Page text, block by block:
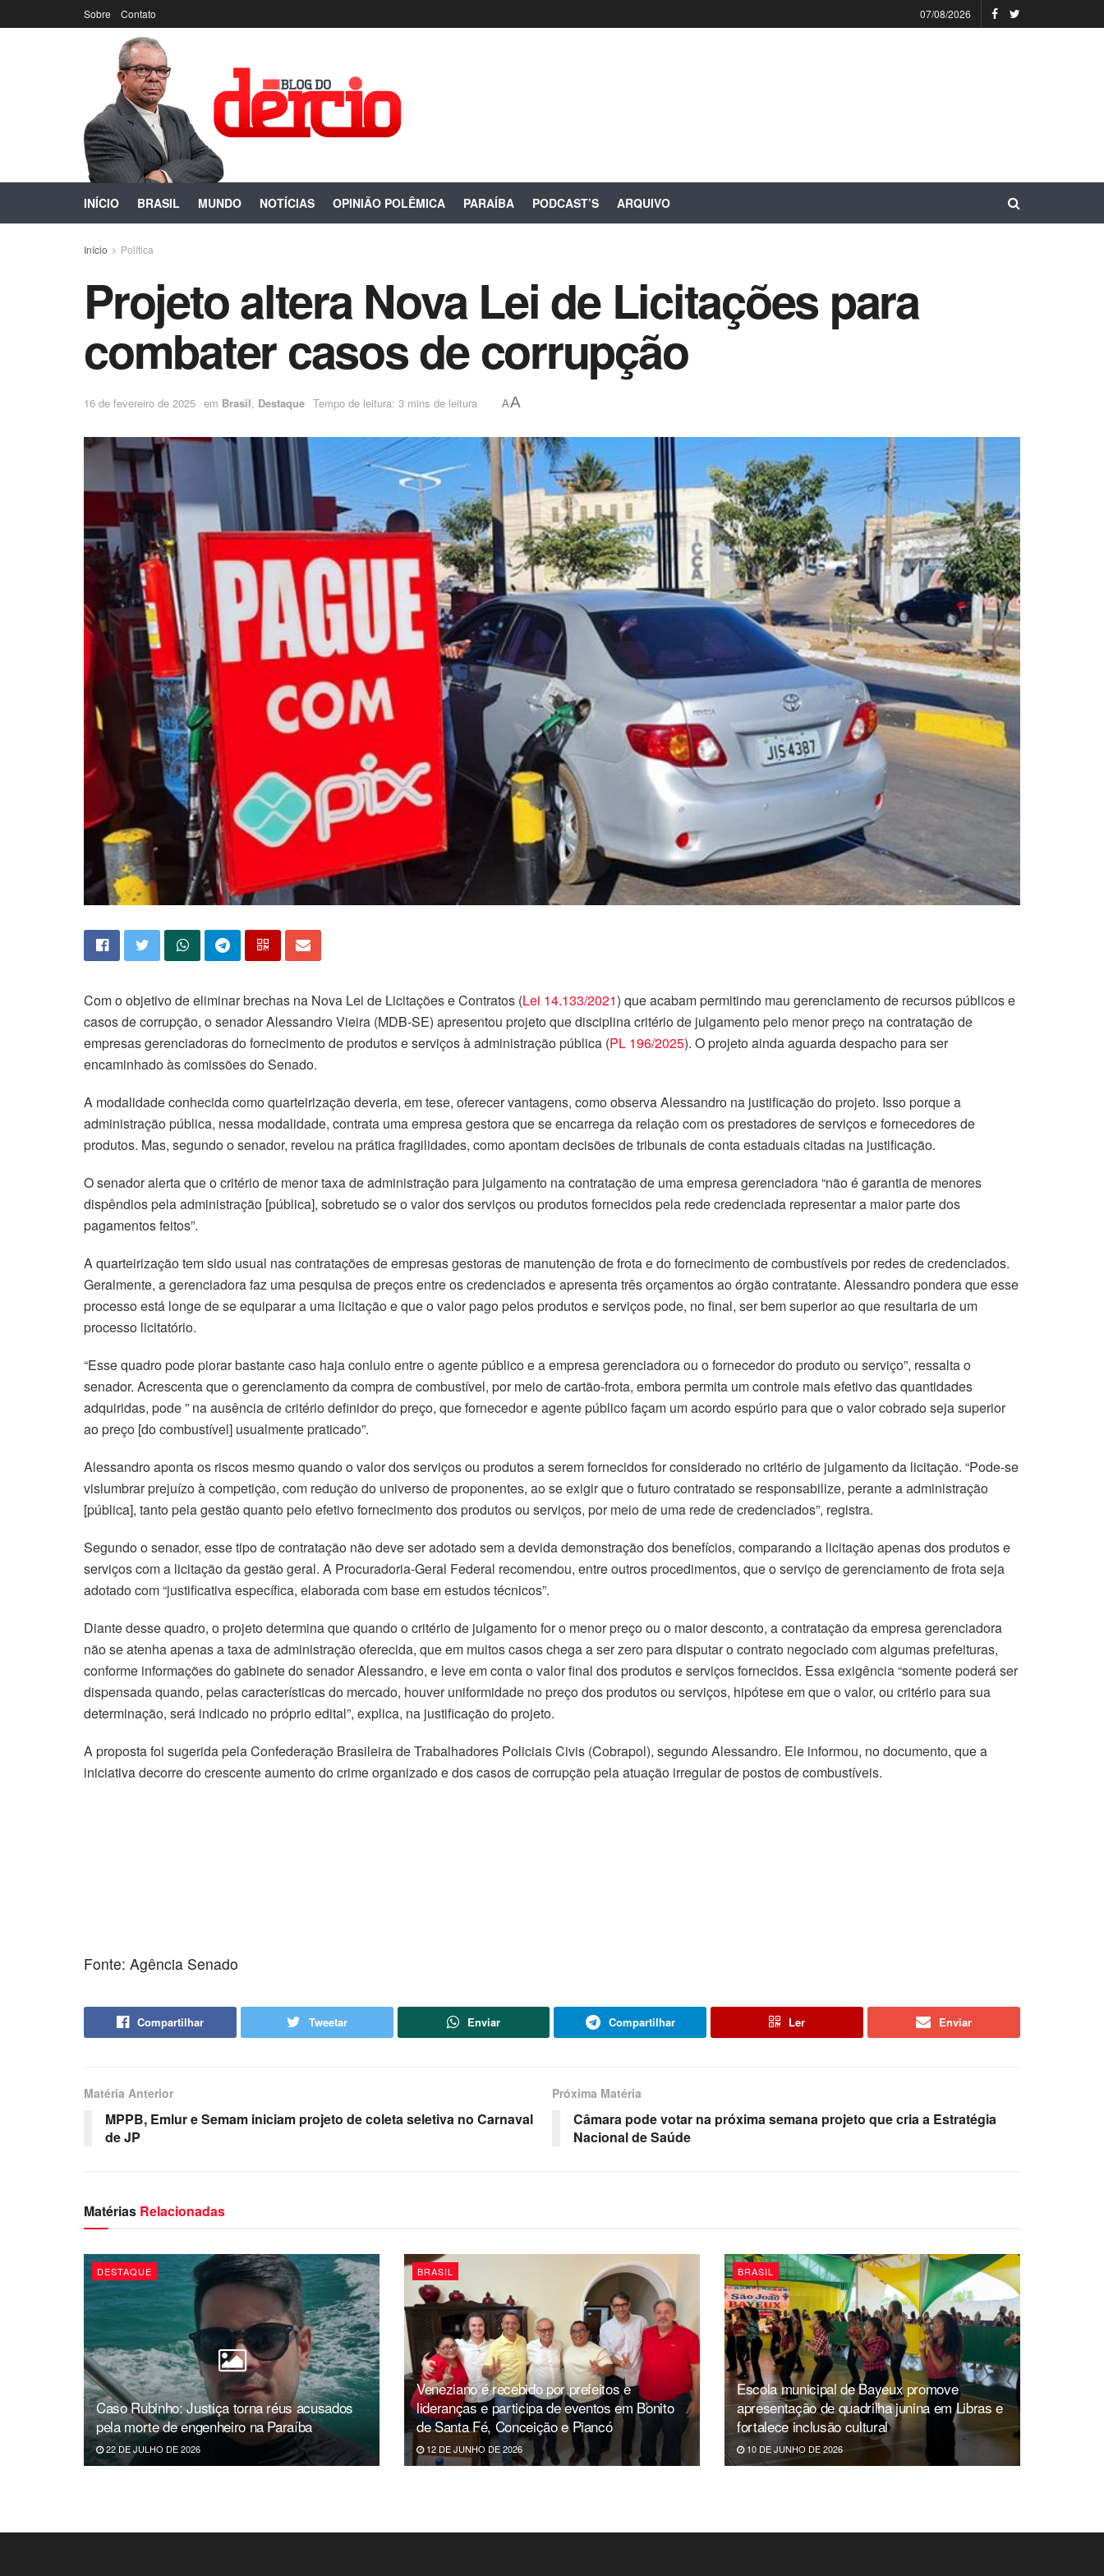
Sobre Contato 07/08/2026
INÍCIO BRASIL MUNDO NOTÍCIAS OPINIÃO POLÊMICA PARAÍBA PODCAST’S ARQUIVO
Início Política
Projeto altera Nova Lei de Licitações para
combater casos de corrupção
16 de fevereiro de 2025 em Brasil, Destaque Tempo de leitura: 3 mins de leitura AA
Com o objetivo de eliminar brechas na Nova Lei de Licitações e Contratos (Lei 14.133/2021) que acabam permitindo mau gerenciamento de recursos públicos e
casos de corrupção, o senador Alessandro Vieira (MDB-SE) apresentou projeto que disciplina critério de julgamento pelo menor preço na contratação de
empresas gerenciadoras do fornecimento de produtos e serviços à administração pública (PL 196/2025). O projeto ainda aguarda despacho para ser
encaminhado às comissões do Senado.
A modalidade conhecida como quarteirização deveria, em tese, oferecer vantagens, como observa Alessandro na justificação do projeto. Isso porque a
administração pública, nessa modalidade, contrata uma empresa gestora que se encarrega da relação com os prestadores de serviços e fornecedores de
produtos. Mas, segundo o senador, revelou na prática fragilidades, como apontam decisões de tribunais de conta estaduais citadas na justificação.
O senador alerta que o critério de menor taxa de administração para julgamento na contratação de uma empresa gerenciadora “não é garantia de menores
dispêndios pela administração [pública], sobretudo se o valor dos serviços ou produtos fornecidos pela rede credenciada representar a maior parte dos
pagamentos feitos”.
A quarteirização tem sido usual nas contratações de empresas gestoras de manutenção de frota e do fornecimento de combustíveis por redes de credenciados.
Geralmente, a gerenciadora faz uma pesquisa de preços entre os credenciados e apresenta três orçamentos ao órgão contratante. Alessandro pondera que esse
processo está longe de se equiparar a uma licitação e que o valor pago pelos produtos e serviços pode, no final, ser bem superior ao que resultaria de um
processo licitatório.
“Esse quadro pode piorar bastante caso haja conluio entre o agente público e a empresa gerenciadora ou o fornecedor do produto ou serviço”, ressalta o
senador. Acrescenta que o gerenciamento da compra de combustível, por meio de cartão-frota, embora permita um controle mais efetivo das quantidades
adquiridas, pode ” na ausência de critério definidor do preço, que fornecedor e agente público façam um acordo espúrio para que o valor cobrado seja superior
ao preço [do combustível] usualmente praticado”.
Alessandro aponta os riscos mesmo quando o valor dos serviços ou produtos a serem fornecidos for considerado no critério de julgamento da licitação. “Pode-se
vislumbrar prejuízo à competição, com redução do universo de proponentes, ao se exigir que o futuro contratado se responsabilize, perante a administração
[pública], tanto pela gestão quanto pelo efetivo fornecimento dos produtos ou serviços, por meio de uma rede de credenciados”, registra.
Segundo o senador, esse tipo de contratação não deve ser adotado sem a devida demonstração dos benefícios, comparando a licitação apenas dos produtos e
serviços com a licitação da gestão geral. A Procuradoria-Geral Federal recomendou, entre outros procedimentos, que o serviço de gerenciamento de frota seja
adotado com “justificativa específica, elaborada com base em estudos técnicos”.
Diante desse quadro, o projeto determina que quando o critério de julgamento for o menor preço ou o maior desconto, a contratação da empresa gerenciadora
não se atenha apenas a taxa de administração oferecida, que em muitos casos chega a ser zero para disputar o contrato negociado com algumas prefeituras,
conforme informações do gabinete do senador Alessandro, e leve em conta o valor final dos produtos e serviços fornecidos. Essa exigência “somente poderá ser
dispensada quando, pelas características do mercado, houver uniformidade no preço dos produtos ou serviços, hipótese em que o valor, ou critério para sua
determinação, será indicado no próprio edital”, explica, na justificação do projeto.
A proposta foi sugerida pela Confederação Brasileira de Trabalhadores Policiais Civis (Cobrapol), segundo Alessandro. Ele informou, no documento, que a
iniciativa decorre do crescente aumento do crime organizado e dos casos de corrupção pela atuação irregular de postos de combustíveis.
Fonte: Agência Senado
Compartilhar Tweetar Enviar Compartilhar Ler Enviar
Matéria Anterior
MPPB, Emlur e Semam iniciam projeto de coleta seletiva no Carnaval
de JP
Próxima Matéria
Câmara pode votar na próxima semana projeto que cria a Estratégia
Nacional de Saúde
Matérias Relacionadas
DESTAQUE
Caso Rubinho: Justiça torna réus acusados
pela morte de engenheiro na Paraíba
22 DE JULHO DE 2026
BRASIL
Veneziano é recebido por prefeitos e
lideranças e participa de eventos em Bonito
de Santa Fé, Conceição e Piancó
12 DE JUNHO DE 2026
BRASIL
Escola municipal de Bayeux promove
apresentação de quadrilha junina em Libras e
fortalece inclusão cultural
10 DE JUNHO DE 2026